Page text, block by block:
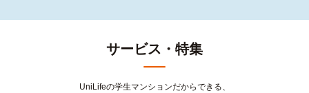
サービス・特集
UniLifeの学生マンションだからできる、